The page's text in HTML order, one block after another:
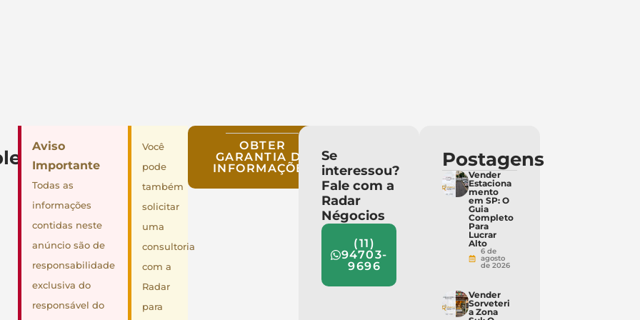
Aviso
Importante
Todas as
informações
contidas neste
anúncio são de
responsabilidade
exclusiva do
responsável do
Você
pode
também
solicitar
uma
consultoria
com a
Radar
para
OBTER
GARANTIA DE
INFORMAÇÕES
Se
interessou?
Fale com a
Radar
Négocios
(11)
94703-
9696
Postagens
Vender
Estaciona
mento
em SP: O
Guia
Completo
Para
Lucrar
Alto
6 de
agosto
de 2026
Vender
Sorveteri
a Zona